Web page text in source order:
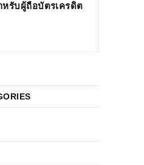
รับผู้ถือบัตรเครดิต